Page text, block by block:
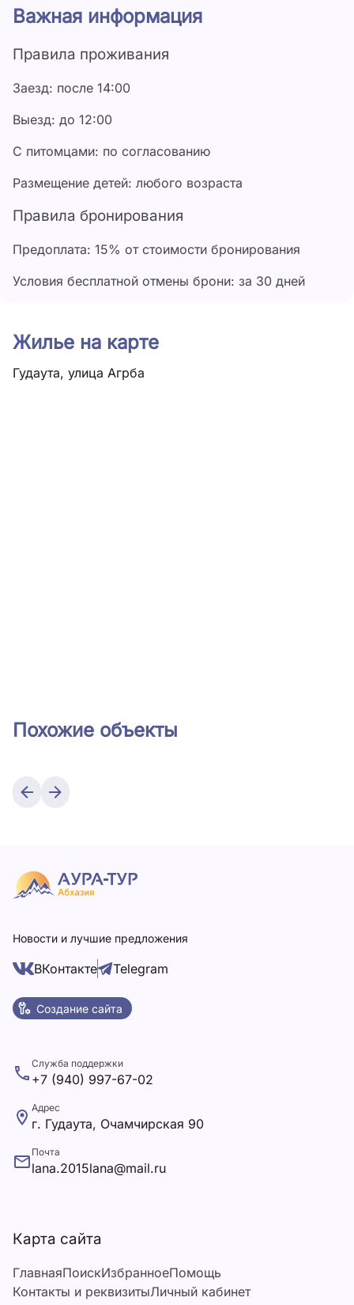
28 июня - 31 июля
1 августа - 31 августа
Важная информация
Правила проживания
Заезд: после 14:00
Выезд: до 12:00
С питомцами: по согласованию
Размещение детей: любого возраста
Правила бронирования
Предоплата: 15% от стоимости бронирования
Условия бесплатной отмены брони: за 30 дней
Жилье на карте
Гудаута, улица Агрба
Похожие объекты
Новости и лучшие предложения
ВКонтакте Telegram
Создание сайта
Карта сайта
ГлавнаяПоискИзбранноеПомощь
Контакты и реквизитыЛичный кабинет
Служба поддержки
+7 (940) 997-67-02
Адрес
г. Гудаута, Очамчирская 90
Почта
lana.2015lana@mail.ru